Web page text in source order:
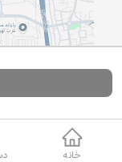
خانه